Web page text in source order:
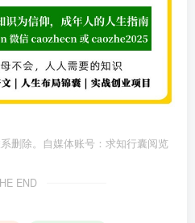
删除。自媒体账号：求知行囊阅览
END